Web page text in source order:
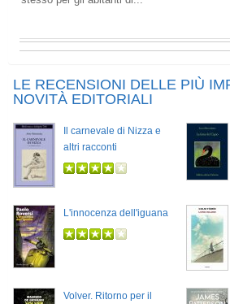
LE RECENSIONI DELLE PIÙ
NOVITÀ EDITORIALI
Il carnevale di Nizza e
altri racconti
L'innocenza dell'iguana
Volver. Ritorno per il